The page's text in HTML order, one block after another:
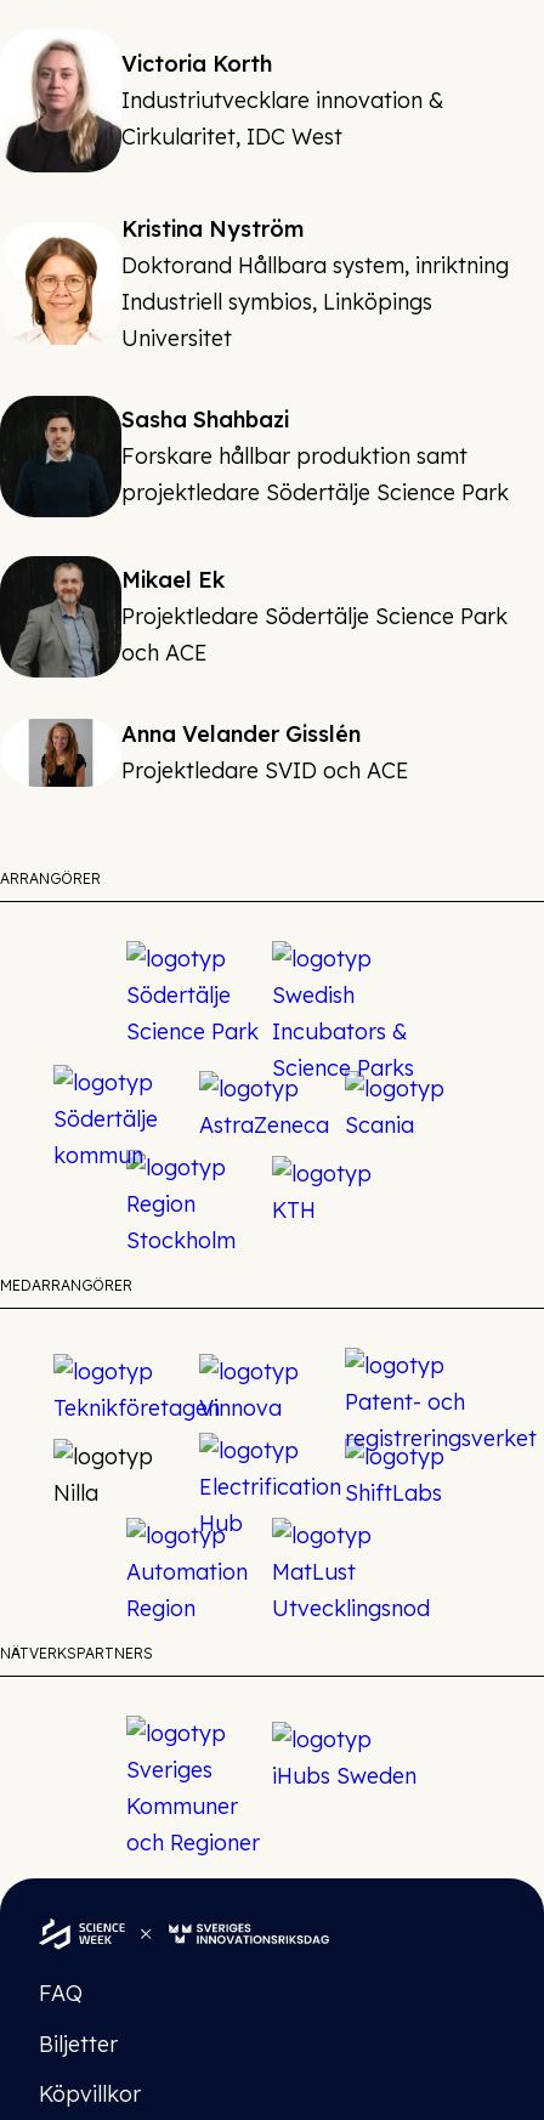
Victoria Korth
Industriutvecklare innovation &
Cirkularitet, IDC West
Kristina Nyström
Doktorand Hållbara system, inriktning
Industriell symbios, Linköpings
Universitet
Sasha Shahbazi
Forskare hållbar produktion samt
projektledare Södertälje Science Park
Mikael Ek
Projektledare Södertälje Science Park
och ACE
Anna Velander Gisslén
Projektledare SVID och ACE
ARRANGÖRER
MEDARRANGÖRER
NÄTVERKSPARTNERS
FAQ
Biljetter
Köpvillkor